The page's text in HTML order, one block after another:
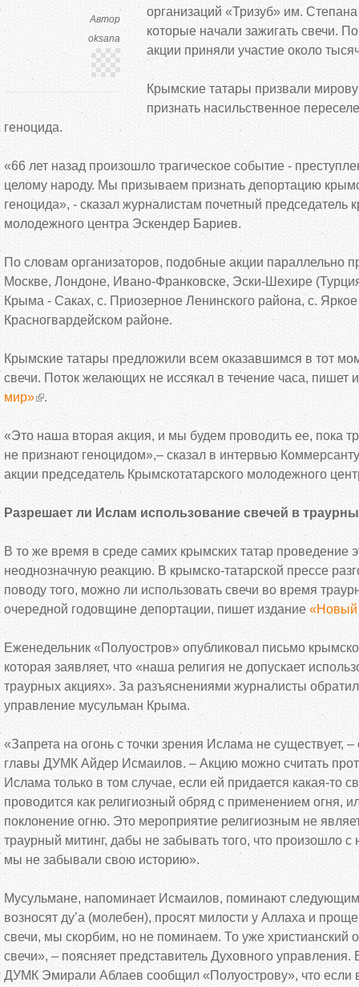
Автор
oksana
организаций «Тризуб» им.
которые начали зажигать свечи.
акции приняли участие около
Крымские татары призвали
признать насильственное
геноцида.
«66 лет назад произошло трагическое событие -
целому народу. Мы призываем признать депортацию
геноцида», - сказал журналистам почетный председатель
молодежного центра Эскендер Бариев.
По словам организаторов, подобные акции параллельно
Москве, Лондоне, Ивано-Франковске, Эски-Шехире
Крыма - Саках, с. Приозерное Ленинского района, с.
Красногвардейском районе.
Крымские татары предложили всем оказавшимся в тот
свечи. Поток желающих не иссякал в течение часа, пишет
мир»
.
«Это наша вторая акция, и мы будем проводить ее, пока
не признают геноцидом»,– сказал в интервью
акции председатель Крымскотатарского молодежного
Разрешает ли Ислам использование свечей в
В то же время в среде самих крымских татар проведение
неоднозначную реакцию. В крымско-татарской прессе
поводу того, можно ли использовать свечи во время
очередной годовщине депортации, пишет издание «Новый
Еженедельник «Полуостров» опубликовал письмо
которая заявляет, что «наша религия не допускает
траурных акциях». За разъяснениями журналисты
управление мусульман Крыма.
«Запрета на огонь с точки зрения Ислама не существует,
главы ДУМК Айдер Исмаилов. – Акцию можно считать
Ислама только в том случае, если ей придается какая-то
проводится как религиозный обряд с применением огня,
поклонение огню. Это мероприятие религиозным не
траурный митинг, дабы не забывать того, что произошло
мы не забывали свою историю».
Мусульмане, напоминает Исмаилов, поминают
возносят ду’а (молебен), просят милости у Аллаха и
свечи, мы скорбим, но не поминаем. То уже христианский
свечи», – поясняет представитель Духовного
ДУМК Эмирали Аблаев сообщил «Полуострову», что если